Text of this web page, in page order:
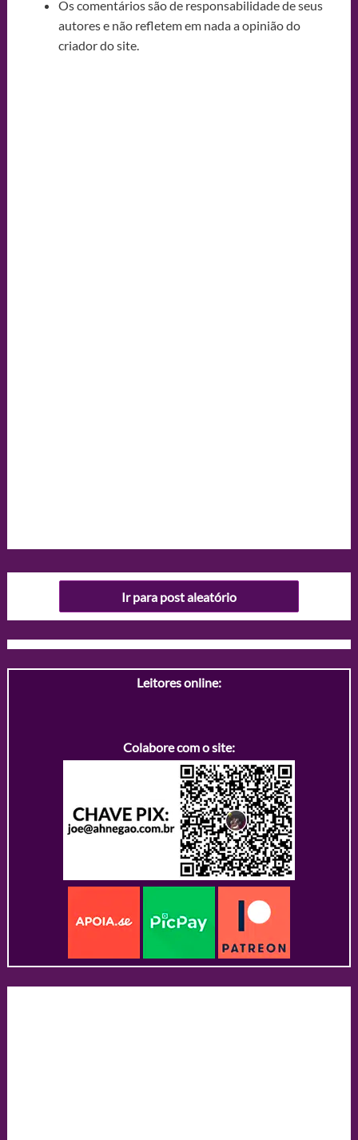
Os comentários são de responsabilidade de seus
autores e não refletem em nada a opinião do
criador do site.
Ir para post aleatório
Leitores online:
Colabore com o site: